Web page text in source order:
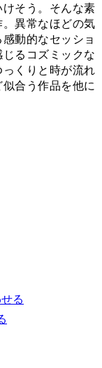
そう。そんな素
異常なほどの気
動的なセッショ
るコズミックな
くりと時が流れ
合う作品を他に
る